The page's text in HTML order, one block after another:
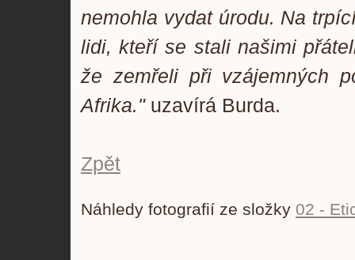
nemohla vydat úrodu. Na
lidi, kteří se stali našimi
že zemřeli při vzájemných
Afrika."uzavírá Burda.
Zpět
Náhledy fotografií ze složky 02 -